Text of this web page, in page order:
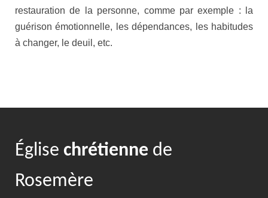
restauration de la personne, comme par exemple : la
guérison émotionnelle, les dépendances, les habitudes
à changer, le deuil, etc.
Église chrétienne de
Rosemère